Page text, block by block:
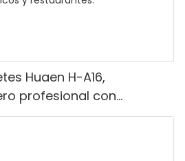
Huaen H-A16,
profesional con
DD, capacidad para